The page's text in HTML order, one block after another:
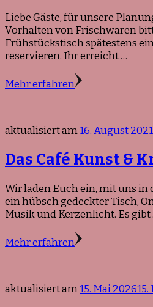
Liebe Gäste, für unsere
Vorhalten von Frischwaren
Frühstückstisch spätestens
reservieren. Ihr erreicht …
Mehr erfahren
aktualisiert am16. August 2021
Das Café Kunst &
Wir laden Euch ein, mit uns in
ein hübsch gedeckter Tisch,
Musik und Kerzenlicht. Es gibt
Mehr erfahren
aktualisiert am15. Mai 2026